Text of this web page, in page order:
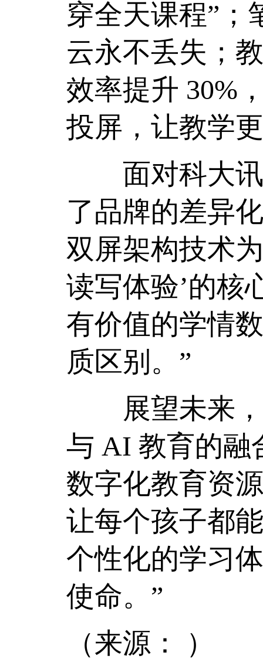
穿全天课程”；
云永不丢失；
效率提升 30%
投屏，让教学
面对科大讯
了品牌的差异
双屏架构技术
读写体验’的核
有价值的学情
质区别。”
展望未来，
与 AI 教育的融
数字化教育资
让每个孩子都
个性化的学习
使命。”
（来源： ）